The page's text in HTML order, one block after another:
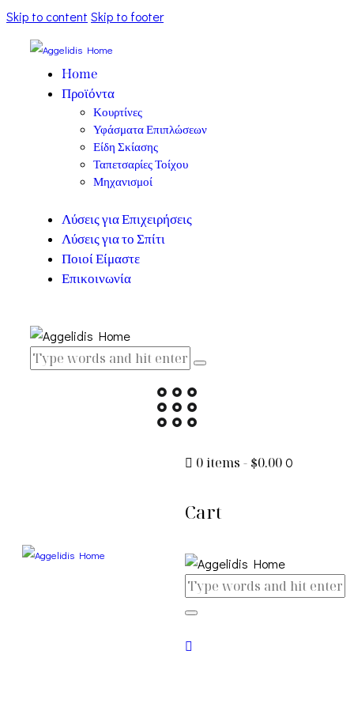
Skip to content Skip to footer
Home
Προϊόντα
Κουρτίνες
Υφάσματα Επιπλώσεων
Είδη Σκίασης
Ταπετσαρίες Τοίχου
Μηχανισμοί
Λύσεις για Επιχειρήσεις
Λύσεις για το Σπίτι
Ποιοί Είμαστε
Επικοινωνία
0 items - $0.000
Cart